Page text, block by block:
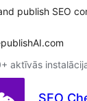
publish SEO
aktīvās
SEO